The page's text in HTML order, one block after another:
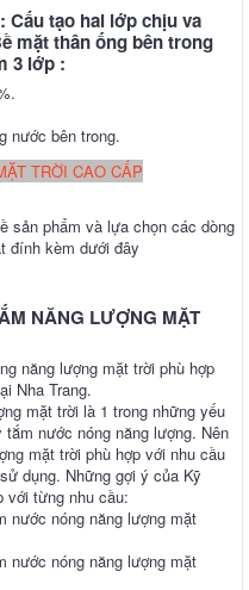
Cấu tạo hai lớp chịu va
mặt thân ống bên trong
3 lớp :
nước bên trong.
TRỜI CAO CẤP
sản phẩm và lựa chọn các dòng
đính kèm dưới đây
NĂNG LƯỢNG MẶT
năng lượng mặt trời phù hợp
Nha Trang.
mặt trời là 1 trong những yếu
nước nóng năng lượng. Nên
mặt trời phù hợp với nhu cầu
dụng. Những gợi ý của Kỹ
với từng nhu cầu:
nước nóng năng lượng mặt
nước nóng năng lượng mặt